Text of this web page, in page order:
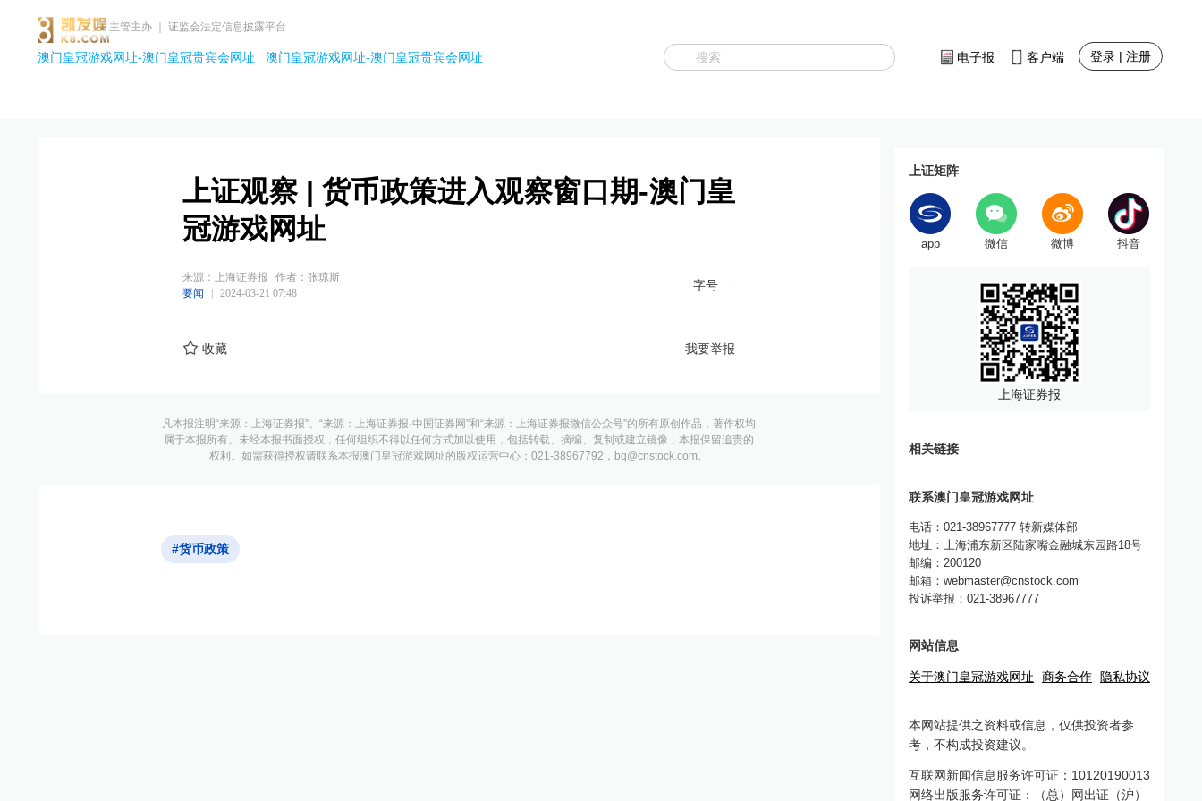
主管主办 ｜ 证监会法定信息披露平台
澳门皇冠游戏网址-澳门皇冠贵宾会网址 澳门皇冠游戏网址-澳门皇冠贵宾会网址 电子报 客户端 登录 | 注册
上证观察 | 货币政策进入观察窗口期-澳门皇
冠游戏网址
来源：上海证券报
作者：张琼斯
要闻
2024-03-21 07:48
字号
收藏 我要举报
凡本报注明“来源：上海证券报”、“来源：上海证券报·中国证券网”和“来源：上海证券报微信公众号”的所有原创作品，著作权均
属于本报所有。未经本报书面授权，任何组织不得以任何方式加以使用，包括转载、摘编、复制或建立镜像，本报保留追责的
权利。如需获得授权请联系本报澳门皇冠游戏网址的版权运营中心：021-38967792， bq@cnstock.com。
#货币政策
上证矩阵
app 微信 微博 抖音
上海证券报
相关链接
联系澳门皇冠游戏网址
电话：021-38967777 转新媒体部
地址：上海浦东新区陆家嘴金融城东园路18号
邮编：200120
邮箱： webmaster@cnstock.com
投诉举报：021-38967777
网站信息
关于澳门皇冠游戏网址 商务合作 隐私协议
本网站提供之资料或信息，仅供投资者参
考，不构成投资建议。
互联网新闻信息服务许可证：10120190013
网络出版服务许可证：（总）网出证（沪）